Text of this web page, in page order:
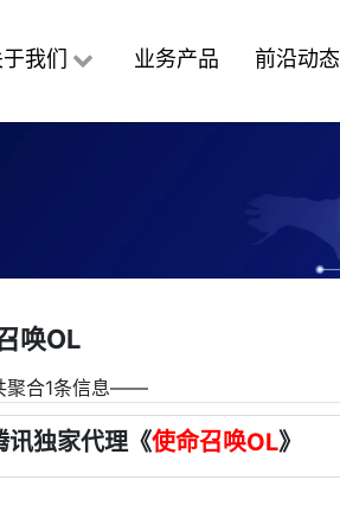
我们 业务产品 前沿动态
唤OL
合1条信息――
讯独家代理《使命召唤OL》